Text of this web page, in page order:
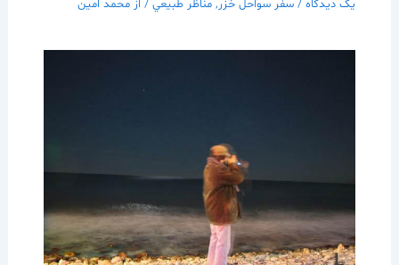
یک دیدگاه / سفر سواحل خزر, مناظر طبيعي/ از محمد امین